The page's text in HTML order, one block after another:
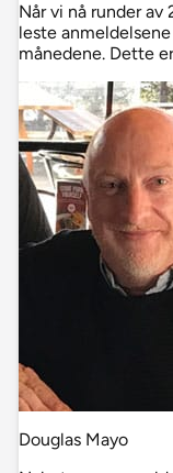
Når vi nå runder
leste
månedene. Dette
Douglas Mayo